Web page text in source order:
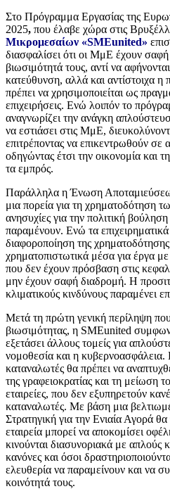
Στο Πρόγραμμα Εργασίας της
2025, που έλαβε χώρα στις
Μικρομεσαίων «SMEunited»
διασφαλίσει ότι οι ΜμΕ έχουν
βιωσιμότητά τους, αντί να
κατεύθυνση, αλλά και αντίστοιχα η
πρέπει να χρησιμοποιείται ως
επιχειρήσεις. Ενώ λοιπόν το
αναγνωρίζει την ανάγκη
να εστιάσει στις ΜμΕ,
επιτρέποντας να επικεντρωθούν
οδηγώντας έτσι την οικονομία και
τα εμπρός.
Παράλληλα η Ένωση
μια πορεία για τη χρηματοδότηση
ανησυχίες για την πολιτική
παραμένουν. Ενώ τα
διαφοροποίηση της
χρηματοπιστωτικά μέσα για έργα
που δεν έχουν πρόσβαση στις
μην έχουν σαφή διαδρομή. Η
κλιματικούς κινδύνους παραμένει
Μετά τη πρώτη γενική περίληψη
βιωσιμότητας, η SMEunited
εξετάσει άλλους τομείς για
νομοθεσία και η κυβερνοασφάλεια.
καταναλωτές θα πρέπει να
της γραφειοκρατίας και τη μείωση
εταιρείες, που δεν εξυπηρετούν
καταναλωτές. Με βάση μια
Στρατηγική για την Ενιαία Αγορά
εταιρεία μπορεί να αποκομίσει
κινούνται διασυνοριακά με
κανόνες και όσοι
ελευθερία να παραμείνουν και να
κοινότητά τους.